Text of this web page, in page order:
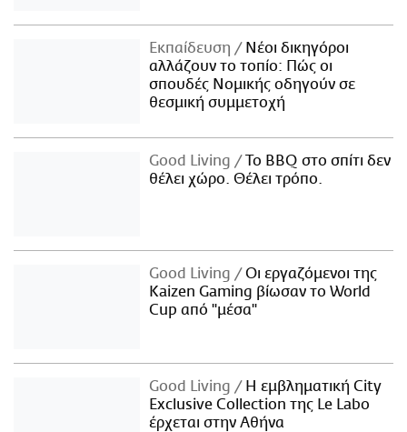
Εκπαίδευση
Νέοι δικηγόροι
αλλάζουν το τοπίο: Πώς οι
σπουδές Νομικής οδηγούν σε
θεσμική συμμετοχή
Good Living
Το BBQ στο σπίτι δεν
θέλει χώρο. Θέλει τρόπο.
Good Living
Οι εργαζόμενοι της
Kaizen Gaming βίωσαν το World
Cup από "μέσα"
Good Living
Η εμβληματική City
Exclusive Collection της Le Labo
έρχεται στην Αθήνα